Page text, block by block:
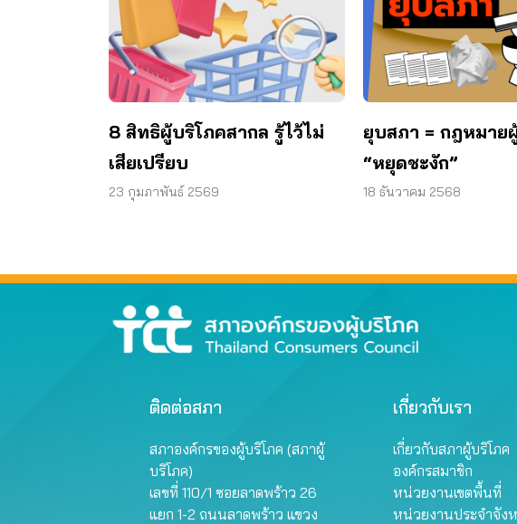
8 สิทธิผู้บริโภคสากล รู้ไว้ไม่
เสียเปรียบ
23 กุมภาพันธ์ 2569
ยุบสภา = กฎหมาย
“หยุดชะงัก”
18 ธันวาคม 2568
ติดต่อสภา
สภาองค์กรของผู้บริโภค (สภาผู้
บริโภค)
เลขที่ 110/1 ซอยลาดพร้าว 26
แยก 1-2 ถนนลาดพร้าว แขวง
เกี่ยวกับเรา
เกี่ยวกับสภาผู้บริโภค
องค์กรสมาชิก
หน่วยงานเขตพื้นที่
หน่วยงานประจำจัง